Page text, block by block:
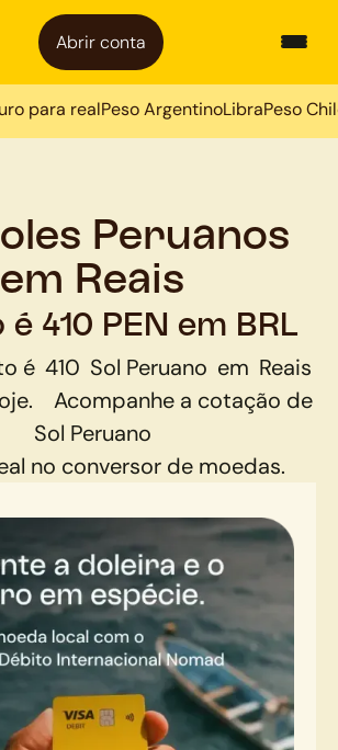
Abrir conta
para realPeso ArgentinoLibraPeso
Peruanos
em Reais
410 PEN em BRL
é 410 Sol Peruano em Reais
Acompanhe a cotação de
Sol Peruano
no conversor de moedas.